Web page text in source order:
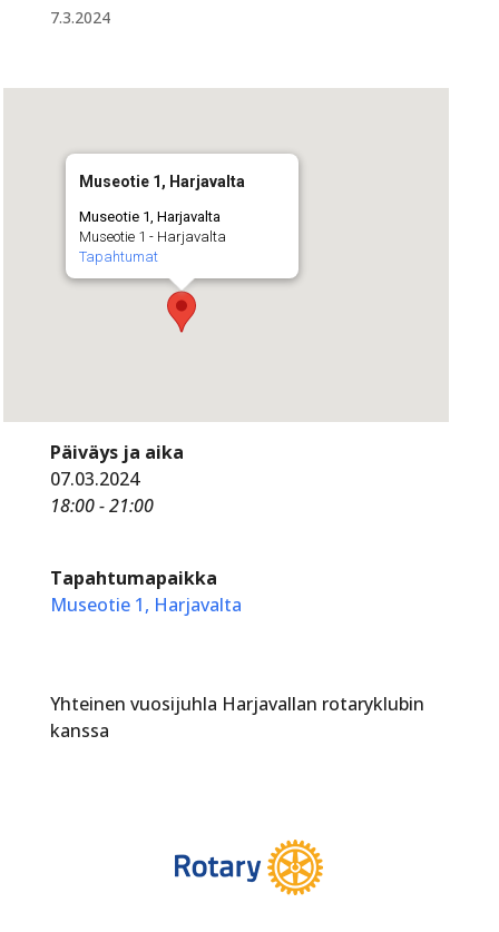
7.3.2024
Museotie 1, Harjavalta
Museotie 1, Harjavalta
Museotie 1 - Harjavalta
Tapahtumat
Päiväys ja aika
07.03.2024
18:00 - 21:00
Tapahtumapaikka
Museotie 1, Harjavalta
Yhteinen vuosijuhla Harjavallan rotaryklubin
kanssa